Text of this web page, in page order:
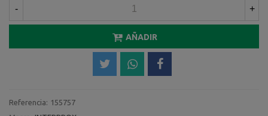
- +
AÑADIR
Referencia: 155757